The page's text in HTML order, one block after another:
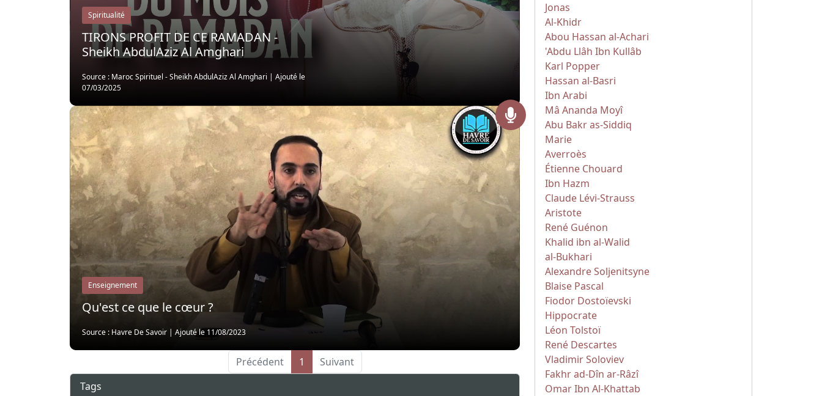
Spiritualité
TIRONS PROFIT DE CE RAMADAN -
Sheikh AbdulAziz Al Amghari
Source : Maroc Spirituel - Sheikh AbdulAziz Al Amghari | Ajouté le
07/03/2025
Enseignement
Qu'est ce que le cœur ?
Source : Havre De Savoir | Ajouté le 11/08/2023
Précédent 1
Suivant
Tags
Jonas
Al-Khidr
Abou Hassan al-Achari
'Abdu Llâh Ibn Kullâb
Karl Popper
Hassan al-Basri
Ibn Arabi
Mâ Ananda Moyî
Abu Bakr as-Siddiq
Marie
Averroès
Étienne Chouard
Ibn Hazm
Claude Lévi-Strauss
Aristote
René Guénon
Khalid ibn al-Walid
al-Bukhari
Alexandre Soljenitsyne
Blaise Pascal
Fiodor Dostoïevski
Hippocrate
Léon Tolstoï
René Descartes
Vladimir Soloviev
Fakhr ad-Dîn ar-Râzî
Omar Ibn Al-Khattab